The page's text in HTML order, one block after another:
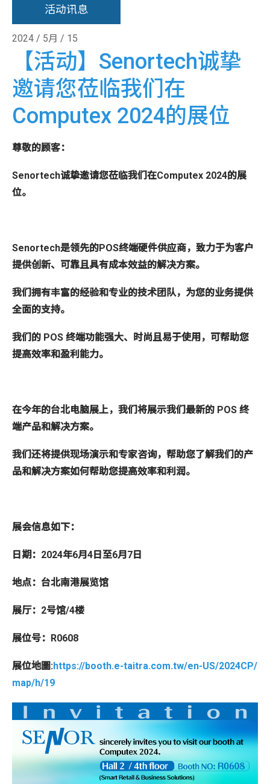
活动讯息
2024 / 5月 / 15
【活动】Senortech诚挚
邀请您莅临我们在
Computex 2024的展位
尊敬的顾客：
Senortech诚挚邀请您莅临我们在Computex 2024的展
位。
Senortech是领先的POS终端硬件供应商，致力于为客户
提供创新、可靠且具有成本效益的解决方案。
我们拥有丰富的经验和专业的技术团队，为您的业务提供
全面的支持。
我们的 POS 终端功能强大、时尚且易于使用，可帮助您
提高效率和盈利能力。
在今年的台北电脑展上，我们将展示我们最新的 POS 终
端产品和解决方案。
我们还将提供现场演示和专家咨询，帮助您了解我们的产
品和解决方案如何帮助您提高效率和利润。
展会信息如下：
日期： 2024年6月4 日至6月7 日
地点：台北南港展览馆
展厅： 2号馆/4楼
展位号： R0608
展位地圖:https://booth.e-taitra.com.tw/en-US/2024CP/
map/h/19